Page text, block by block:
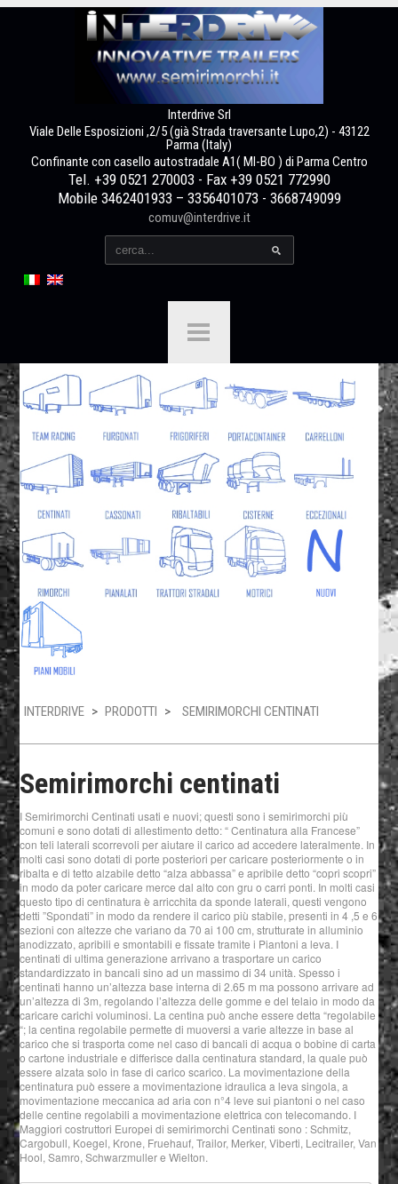
Interdrive Srl
Viale Delle Esposizioni ,2/5 (già Strada traversante Lupo,2) - 43122
Parma (Italy)
Confinante con casello autostradale A1( MI-BO ) di Parma Centro
Tel. +39 0521 270003 - Fax +39 0521 772990
Mobile 3462401933 – 3356401073 - 3668749099
comuv@interdrive.it
INTERDRIVE > PRODOTTI > SEMIRIMORCHI CENTINATI
Semirimorchi centinati
I Semirimorchi Centinati usati e nuovi; questi sono i semirimorchi più
comuni e sono dotati di allestimento detto: “ Centinatura alla Francese”
con teli laterali scorrevoli per aiutare il carico ad accedere lateralmente. In
molti casi sono dotati di porte posteriori per caricare posteriormente o in
ribalta e di tetto alzabile detto “alza abbassa” e apribile detto “copri scopri”
in modo da poter caricare merce dal alto con gru o carri ponti. In molti casi
questo tipo di centinatura è arricchita da sponde laterali, questi vengono
detti ”Spondati” in modo da rendere il carico più stabile, presenti in 4 ,5 e 6
sezioni con altezze che variano da 70 ai 100 cm, strutturate in alluminio
anodizzato, apribili e smontabili e fissate tramite i Piantoni a leva. I
centinati di ultima generazione arrivano a trasportare un carico
standardizzato in bancali sino ad un massimo di 34 unità. Spesso i
centinati hanno un’altezza base interna di 2.65 m ma possono arrivare ad
un’altezza di 3m, regolando l’altezza delle gomme e del telaio in modo da
caricare carichi voluminosi. La centina può anche essere detta “regolabile
“; la centina regolabile permette di muoversi a varie altezze in base al
carico che si trasporta come nel caso di bancali di acqua o bobine di carta
o cartone industriale e differisce dalla centinatura standard, la quale può
essere alzata solo in fase di carico scarico. La movimentazione della
centinatura può essere a movimentazione idraulica a leva singola, a
movimentazione meccanica ad aria con n°4 leve sui piantoni o nel caso
delle centine regolabili a movimentazione elettrica con telecomando. I
Maggiori costruttori Europei di semirimorchi Centinati sono : Schmitz,
Cargobull, Koegel, Krone, Fruehauf, Trailor, Merker, Viberti, Lecitrailer, Van
Hool, Samro, Schwarzmuller e Wielton.